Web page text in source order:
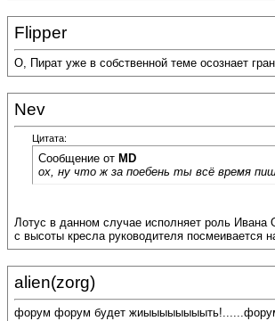
Flipper
О, Пират уже в собственной теме осознает
Nev
Цитата:
Сообщение от MD
ох, ну что ж за поебень ты всё время
Лотус в данном случае исполняет роль Ивана
с высоты кресла руководителя посмеивается
alien(zorg)
форум форум будет